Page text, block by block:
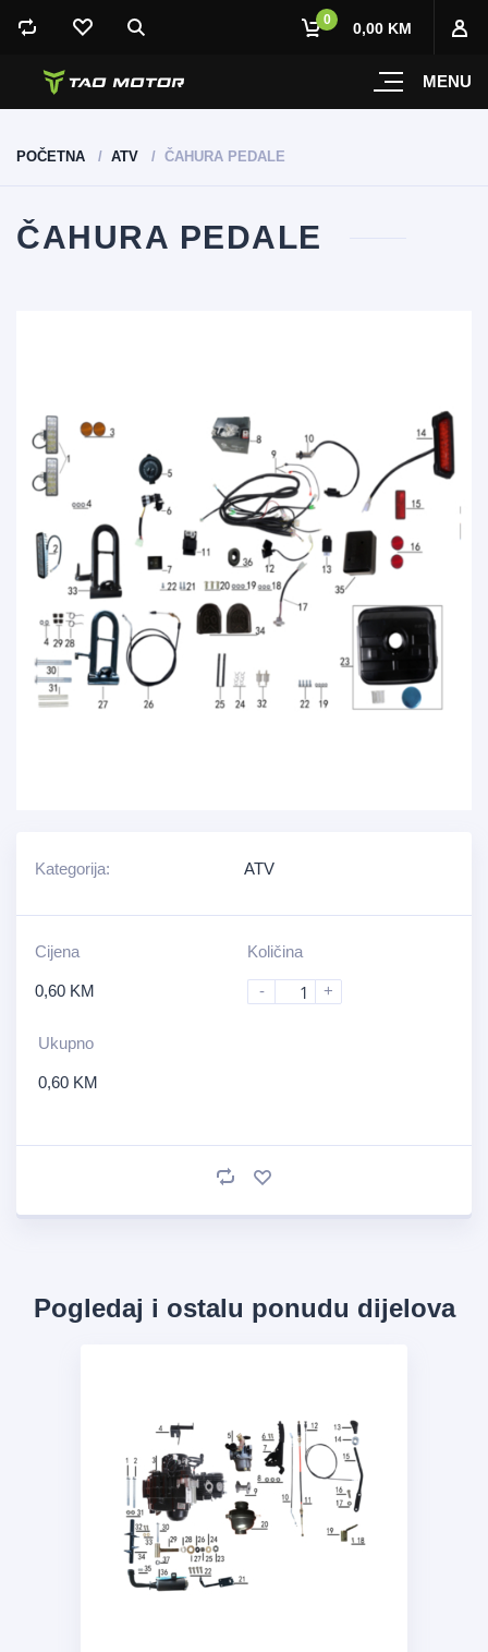
MENU
0 0,00 KM
POČETNA ATV ČAHURA PEDALE
ČAHURA PEDALE
Kategorija: ATV
Cijena
0,60 KM
Količina
- +
Ukupno
0,60 KM
Pogledaj i ostalu ponudu dijelova